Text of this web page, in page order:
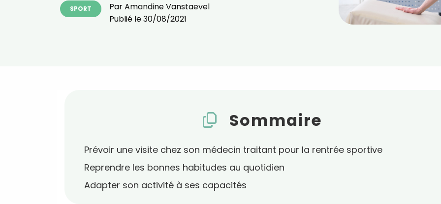
SPORT ParAmandine Vanstaevel
Publié le30/08/2021
Sommaire
Prévoir une visite chez son médecin traitant pour la rentrée sportive
Reprendre les bonnes habitudes au quotidien
Adapter son activité à ses capacités